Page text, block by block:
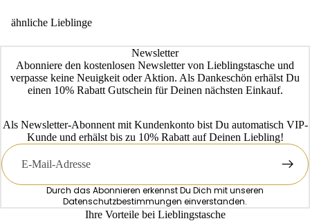
ähnliche Lieblinge
Newsletter
Abonniere den kostenlosen Newsletter von Lieblingstasche und
verpasse keine Neuigkeit oder Aktion. Als Dankeschön erhälst Du
einen 10% Rabatt Gutschein für Deinen nächsten Einkauf.
Als Newsletter-Abonnent mit Kundenkonto bist Du automatisch VIP-
Kunde und erhälst bis zu 10% Rabatt auf Deinen Liebling!
E-
Mail
Durch das Abonnieren erkennst Du Dich mit unseren
Datenschutzbestimmungen einverstanden.
Ihre Vorteile bei Lieblingstasche